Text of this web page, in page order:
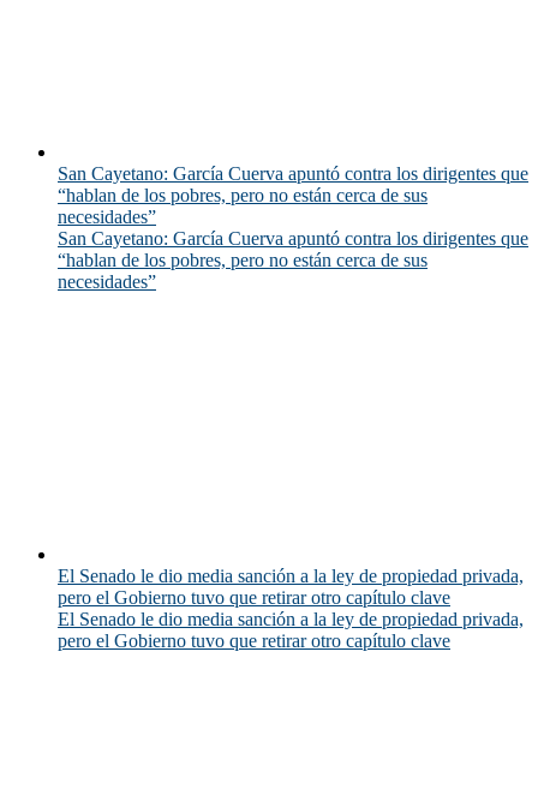
San Cayetano: García Cuerva apuntó contra los dirigentes que
“hablan de los pobres, pero no están cerca de sus
necesidades”
San Cayetano: García Cuerva apuntó contra los dirigentes que
“hablan de los pobres, pero no están cerca de sus
necesidades”
El Senado le dio media sanción a la ley de propiedad privada,
pero el Gobierno tuvo que retirar otro capítulo clave
El Senado le dio media sanción a la ley de propiedad privada,
pero el Gobierno tuvo que retirar otro capítulo clave